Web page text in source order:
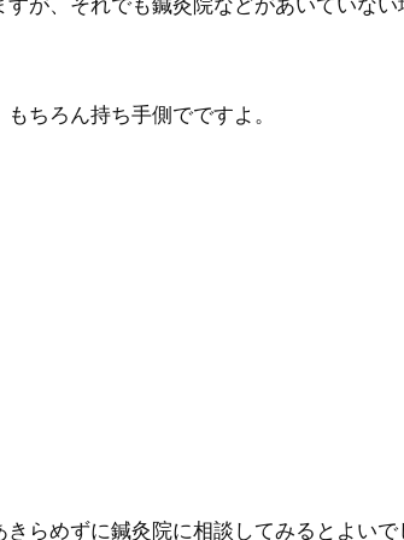
ちろん持ち手側でですよ。
らめずに鍼灸院に相談してみるとよい